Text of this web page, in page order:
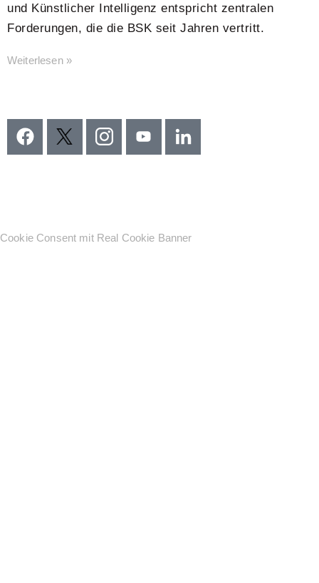
und Künstlicher Intelligenz entspricht zentralen
Forderungen, die die BSK seit Jahren vertritt.
Weiterlesen »
Cookie Consent mit Real Cookie Banner